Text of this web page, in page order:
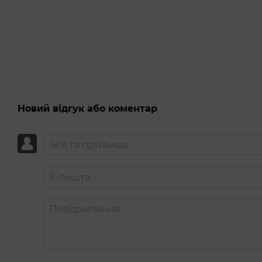
силікон навколо розтруба більш м’який, щоб
до 60 хвилин роботи на одному заряді;
повністю водонепроникний (IPX7) — відчуття від
Кліторальний стимулятор з вібрацією Satisfyer Cutie
У комплекті — інструкція та зарядний USB-кабель.
Новий відгук або коментар